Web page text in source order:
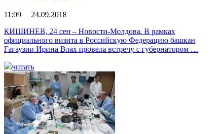
11:09 24.09.2018
КИШИНЕВ, 24 сен – Новости-Молдова. В рамках
официального визита в Российскую Федерацию башкан
Гагаузии Ирина Влах провела встречу с губернатором …
читать